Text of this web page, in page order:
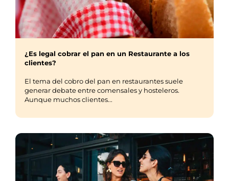
¿Es legal cobrar el pan en un Restaurante a los
clientes?
El tema del cobro del pan en restaurantes suele
generar debate entre comensales y hosteleros.
Aunque muchos clientes...